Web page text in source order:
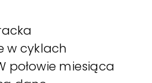
w cyklach
połowie miesiąca